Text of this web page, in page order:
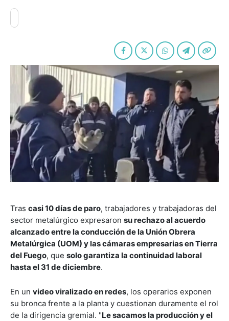
Tras casi 10 días de paro, trabajadores y trabajadoras del
sector metalúrgico expresaron su rechazo al acuerdo
alcanzado entre la conducción de la Unión Obrera
Metalúrgica (UOM) y las cámaras empresarias en Tierra
del Fuego, que solo garantiza la continuidad laboral
hasta el 31 de diciembre.
En un video viralizado en redes, los operarios exponen
su bronca frente a la planta y cuestionan duramente el rol
de la dirigencia gremial. "Le sacamos la producción y el